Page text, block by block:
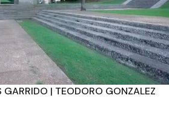
GARRIDO | TEODORO GONZALEZ
Baños